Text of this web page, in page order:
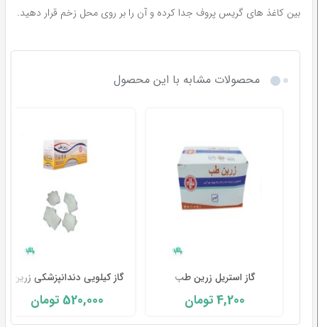
بین کاغذ های گریس پروف جدا کرده و آن را بر روی محل زخم قرار دهید.
محصولات مشابه با این محصول
گاز استریل زرین طب
4,200تومان
گاز کیلویی دندانپزشکی زرین (
520,000 تومان